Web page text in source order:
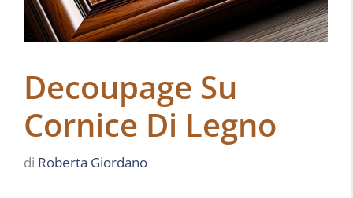
Decoupage Su
Cornice Di Legno
di Roberta Giordano